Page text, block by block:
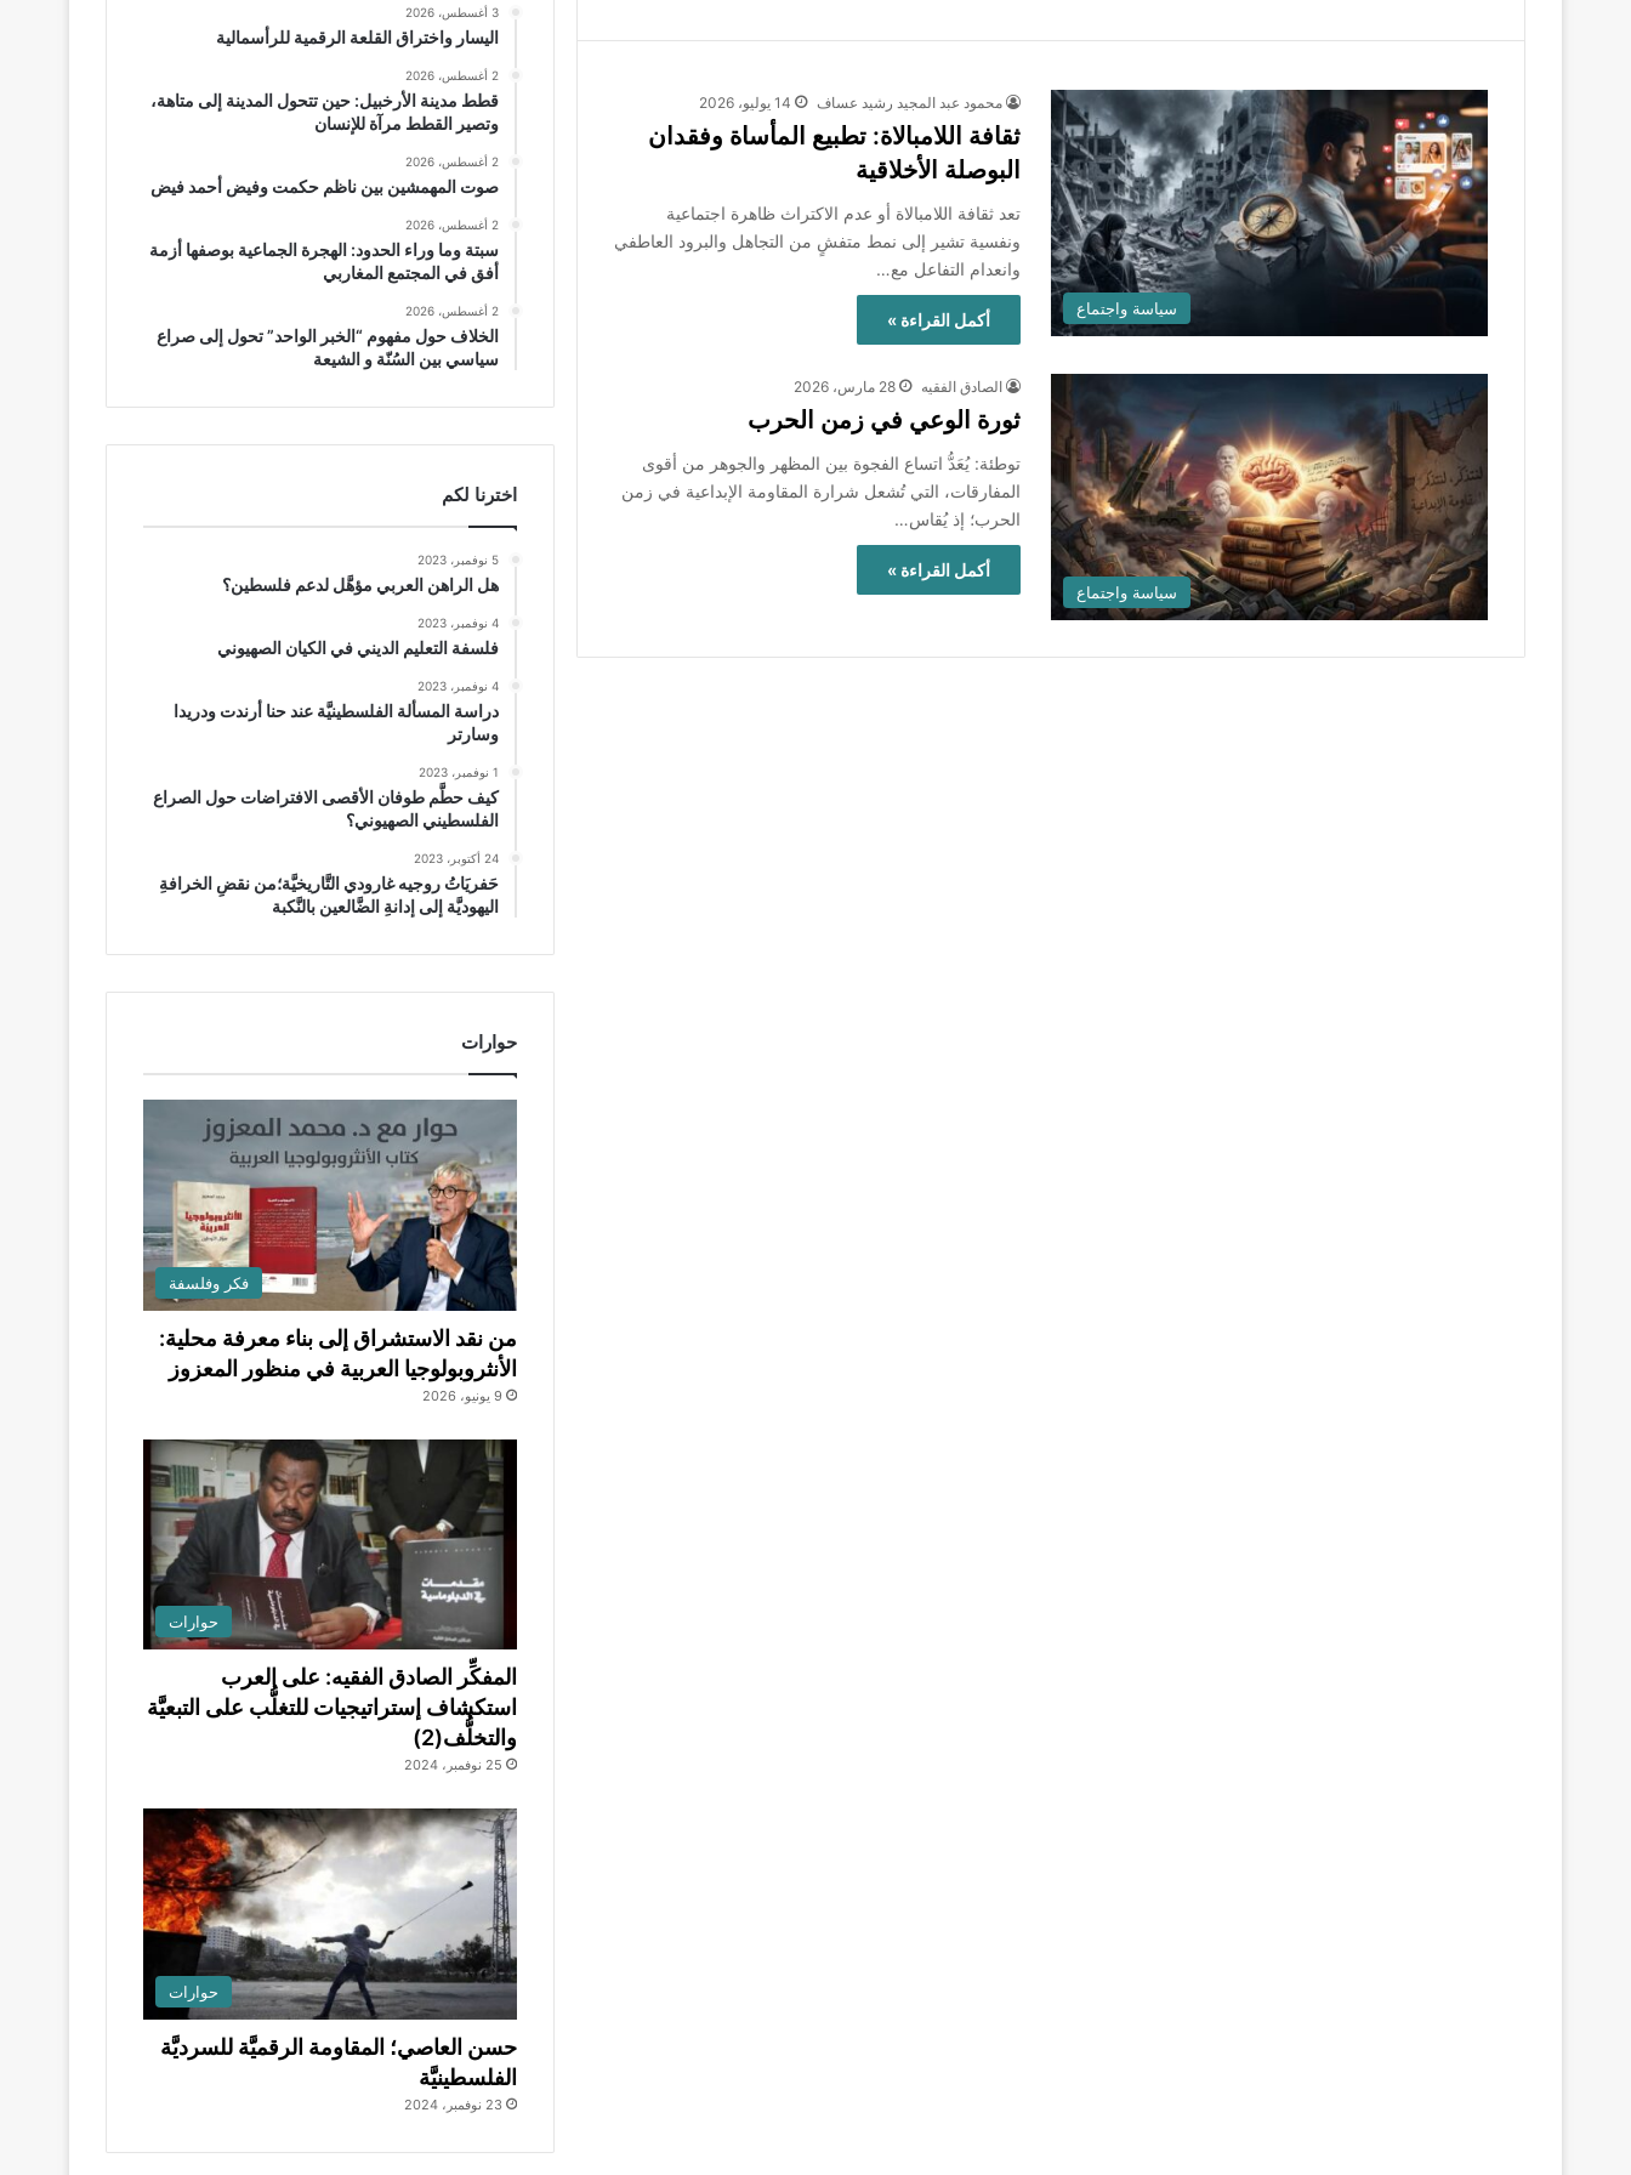
سياسة واجتماع
محمود عبد المجيد رشيد عساف 14 يوليو، 2026
ثقافة اللامبالاة: تطبيع المأساة وفقدان
البوصلة الأخلاقية
تعد ثقافة اللامبالاة أو عدم الاكتراث ظاهرة اجتماعية
ونفسية تشير إلى نمط متفشٍ من التجاهل والبرود العاطفي
وانعدام التفاعل مع…
أكمل القراءة »
سياسة واجتماع
الصادق الفقيه 28 مارس، 2026
ثورة الوعي في زمن الحرب
توطئة: يُعَدُّ اتساع الفجوة بين المظهر والجوهر من أقوى
المفارقات، التي تُشعل شرارة المقاومة الإبداعية في زمن
الحرب؛ إذ يُقاس…
أكمل القراءة »
3 أغسطس، 2026
اليسار واختراق القلعة الرقمية للرأسمالية
2 أغسطس، 2026
قطط مدينة الأرخبيل: حين تتحول المدينة إلى متاهة،
وتصير القطط مرآة للإنسان
2 أغسطس، 2026
صوت المهمشين بين ناظم حكمت وفيض أحمد فيض
2 أغسطس، 2026
سبتة وما وراء الحدود: الهجرة الجماعية بوصفها أزمة
أفق في المجتمع المغاربي
2 أغسطس، 2026
الخلاف حول مفهوم “الخبر الواحد” تحول إلى صراع
سياسي بين السُنّة و الشيعة
اخترنا لكم
5 نوفمبر، 2023
هل الراهن العربي مؤهَّل لدعم فلسطين؟
4 نوفمبر، 2023
فلسفة التعليم الديني في الكيان الصهيوني
4 نوفمبر، 2023
دراسة المسألة الفلسطينيَّة عند حنا أرندت ودريدا
وسارتر
1 نوفمبر، 2023
كيف حطَّم طوفان الأقصى الافتراضات حول الصراع
الفلسطيني الصهيوني؟
24 أكتوبر، 2023
حَفريَاتُ روجيه غارودي التَّاريخيَّة؛من نقضِ الخرافةِ
اليهوديَّة إلى إدانةِ الضَّالعين بالنَّكبة
حوارات
فكر وفلسفة
من نقد الاستشراق إلى بناء معرفة محلية:
الأنثروبولوجيا العربية في منظور المعزوز
9 يونيو، 2026
حوارات
المفكِّر الصادق الفقيه: على العرب
استكشاف إستراتيجيات للتغلُّب على التبعيَّة
والتخلُّف(2)
25 نوفمبر، 2024
حوارات
حسن العاصي؛ المقاومة الرقميَّة للسرديَّة
الفلسطينيَّة
23 نوفمبر، 2024